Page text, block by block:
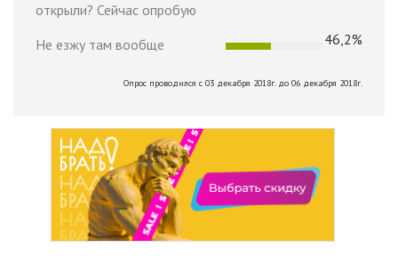
открыли? Сейчас опробую
Не езжу там вообще 46,2%
Опрос проводился с 03 декабря 2018г. до 06 декабря 2018г.